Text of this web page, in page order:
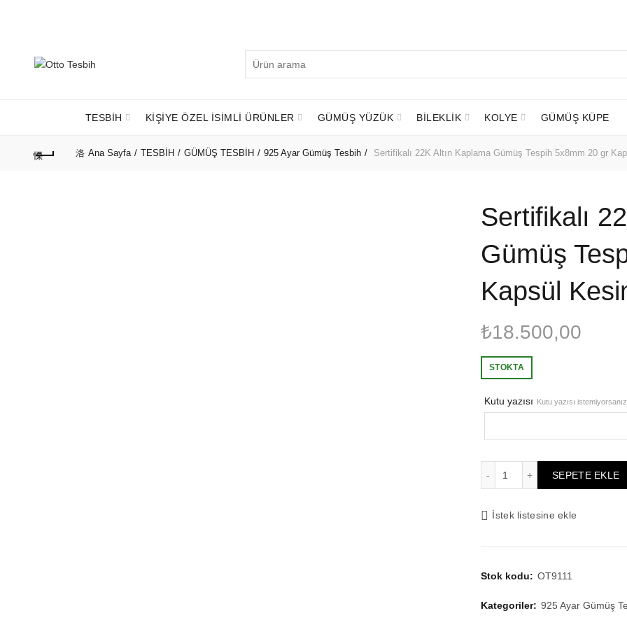
Arayın:
TESBİH KİŞİYE ÖZEL İSİMLİ ÜRÜNLER GÜMÜŞ YÜZÜK BİLEKLİK KOLYE GÜMÜŞ KÜPE
Ana Sayfa TESBİH GÜMÜŞ TESBİH 925 Ayar Gümüş Tesbih Sertifikalı 22K Altın Kaplama Gümüş Tespih 5x8mm 20 gr
Sertifikalı
Gümüş
Kapsül
₺18.500,00
STOKTA
Kutu yazısı Kutu yazısı
SEPETE EKLE
İstek listesine ekle
Stok kodu: OT9111
Kategoriler: 925 Ayar Gümüş